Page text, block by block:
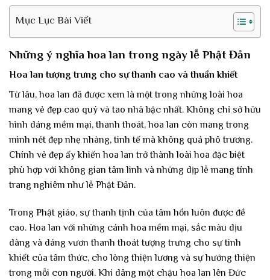
Mục Lục Bài Viết
Những ý nghĩa hoa lan trong ngày lễ Phật Đản
Hoa lan tượng trưng cho sự thanh cao và thuần khiết
Từ lâu, hoa lan đã được xem là một trong những loài hoa
mang vẻ đẹp cao quý và tao nhã bậc nhất. Không chỉ sở hữu
hình dáng mềm mại, thanh thoát, hoa lan còn mang trong
mình nét đẹp nhẹ nhàng, tinh tế mà không quá phô trương.
Chính vẻ đẹp ấy khiến hoa lan trở thành loài hoa đặc biệt
phù hợp với không gian tâm linh và những dịp lễ mang tính
trang nghiêm như lễ Phật Đản.
Trong Phật giáo, sự thanh tịnh của tâm hồn luôn được đề
cao. Hoa lan với những cánh hoa mềm mại, sắc màu dịu
dàng và dáng vươn thanh thoát tượng trưng cho sự tinh
khiết của tâm thức, cho lòng thiện lương và sự hướng thiện
trong mỗi con người. Khi dâng một chậu hoa lan lên Đức